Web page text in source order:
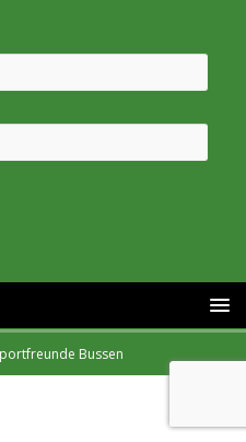
Bussen